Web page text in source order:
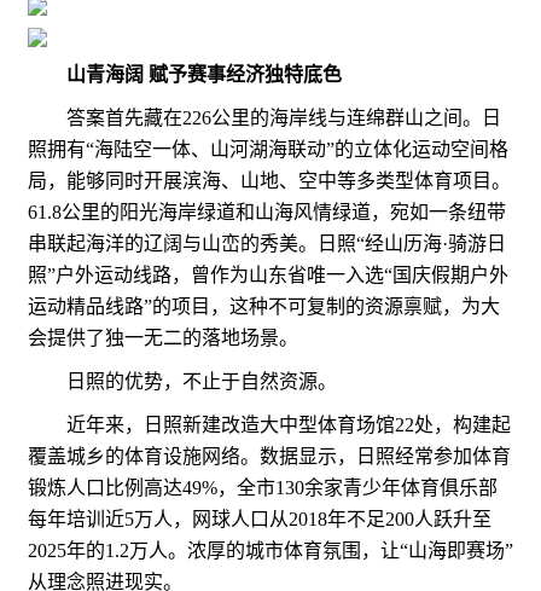
山青海阔 赋予赛事经济独特底色
答案首先藏在226公里的海岸线与连绵群山之间。日
照拥有“海陆空一体、山河湖海联动”的立体化运动空间格
局，能够同时开展滨海、山地、空中等多类型体育项目。
61.8公里的阳光海岸绿道和山海风情绿道，宛如一条纽带
串联起海洋的辽阔与山峦的秀美。日照“经山历海·骑游日
照”户外运动线路，曾作为山东省唯一入选“国庆假期户外
运动精品线路”的项目，这种不可复制的资源禀赋，为大
会提供了独一无二的落地场景。
日照的优势，不止于自然资源。
近年来，日照新建改造大中型体育场馆22处，构建起
覆盖城乡的体育设施网络。数据显示，日照经常参加体育
锻炼人口比例高达49%，全市130余家青少年体育俱乐部
每年培训近5万人，网球人口从2018年不足200人跃升至
2025年的1.2万人。浓厚的城市体育氛围，让“山海即赛场”
从理念照进现实。